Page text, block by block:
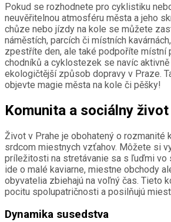
Pokud se rozhodnete pro cyklistiku
neuvěřitelnou atmosféru města a jeho
chůze nebo jízdy na kole se můžete
náměstích, parcích či místních
zpestříte den, ale také podpoříte místní
chodníků a cyklostezek se navíc
ekologičtější způsob dopravy v Praze.
objevte magie města na kole či pěšky!
Komunita a sociálny život
Život v Prahe je obohatený o rozmanité
srdcom miestnych vzťahov. Môžete si
príležitosti na stretávanie sa s ľuďmi vo
ide o malé kaviarne, miestne obchody
obyvatelia zbiehajú na voľný čas. Tieto
pocitu spolupatričnosti a posilňujú
Dynamika susedstva